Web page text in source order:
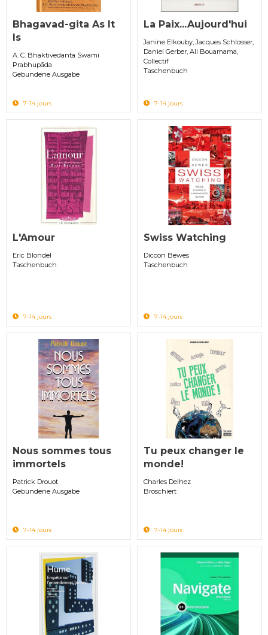
Bhagavad-gita As It
Is
A. C. Bhaktivedanta Swami
Prabhupāda
Gebundene Ausgabe
7-14 jours
La Paix...Aujourd'hui
Janine Elkouby, Jacques Schlosser,
Daniel Gerber, Ali Bouamama,
Collectif
Taschenbuch
7-14 jours
L'Amour
Eric Blondel
Taschenbuch
7-14 jours
Swiss Watching
Diccon Bewes
Taschenbuch
7-14 jours
Nous sommes tous
immortels
Patrick Drouot
Gebundene Ausgabe
7-14 jours
Tu peux changer le
monde!
Charles Delhez
Broschiert
7-14 jours